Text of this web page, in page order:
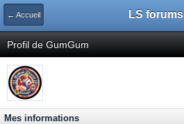
← Accueil LS forums
Profil de GumGum
Mes informations